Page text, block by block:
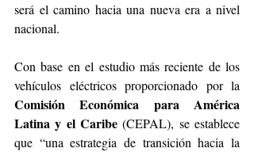
será el camino hacia una nueva era a nivel
nacional.
Con base en el estudio más reciente de los
Comisión Económica para América
Latina y el Caribe (CEPAL), se establece
que “una estrategia de transición hacia la